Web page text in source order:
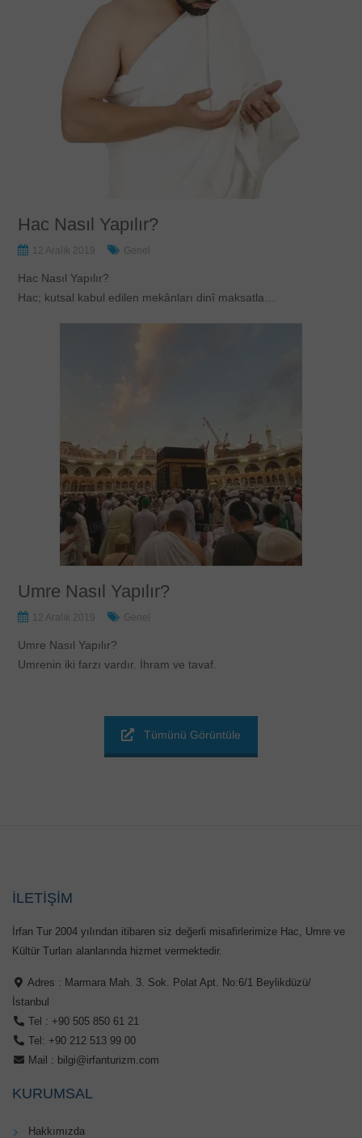
Hac Nasıl Yapılır?
12 Aralık 2019 Genel
Hac Nasıl Yapılır?
Hac; kutsal kabul edilen mekânları dinî maksatla…
Umre Nasıl Yapılır?
12 Aralık 2019 Genel
Umre Nasıl Yapılır?
Umrenin iki farzı vardır. İhram ve tavaf.
Tümünü Görüntüle
İLETİŞİM
İrfan Tur 2004 yılından itibaren siz değerli misafirlerimize Hac, Umre ve
Kültür Turları alanlarında hizmet vermektedir.
Adres : Marmara Mah. 3. Sok. Polat Apt. No:6/1 Beylikdüzü/
İstanbul
Tel : +90 505 850 61 21
Tel: +90 212 513 99 00
Mail : bilgi@irfanturizm.com
KURUMSAL
Hakkımızda